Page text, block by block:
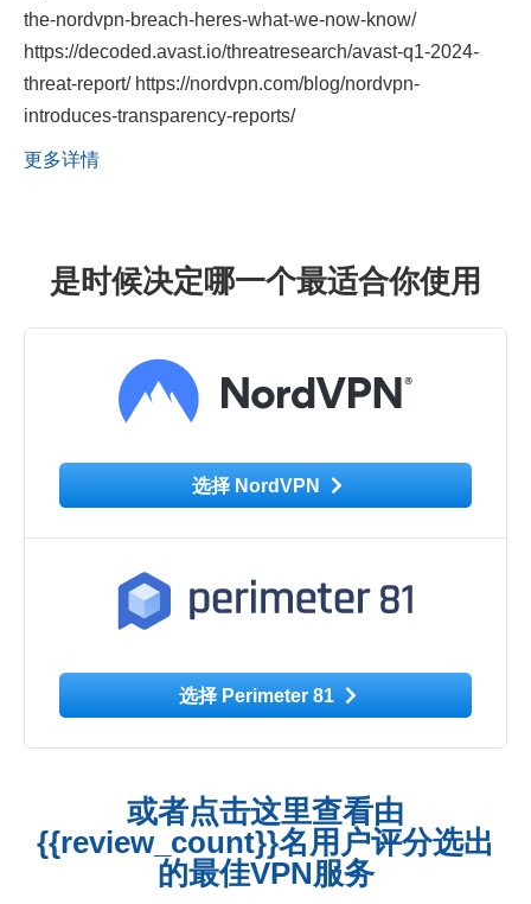
the-nordvpn-breach-heres-what-we-now-know/
https://decoded.avast.io/threatresearch/avast-q1-2024-
threat-report/ https://nordvpn.com/blog/nordvpn-
introduces-transparency-reports/
更多详情
是时候决定哪一个最适合你使用
选择 NordVPN
选择 Perimeter 81
或者点击这里查看由
{{review_count}}名用户评分选出
的最佳VPN服务